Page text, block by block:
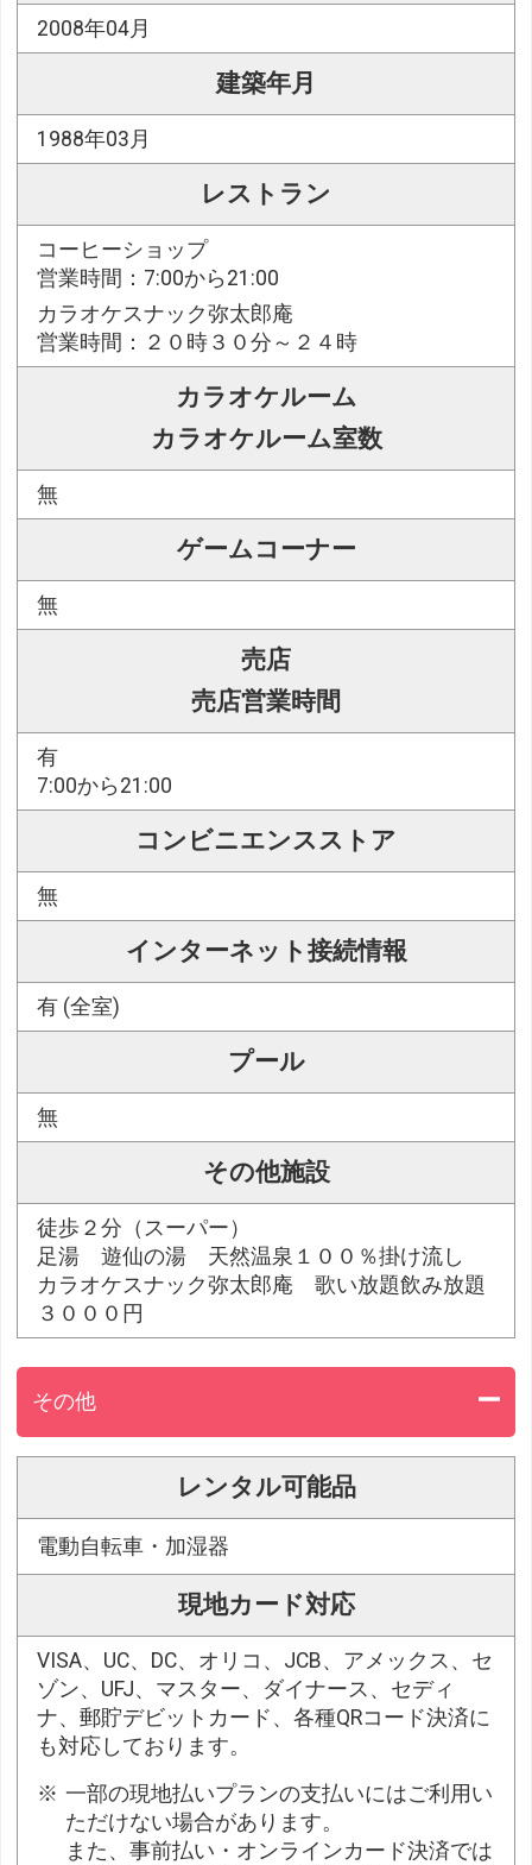
2008年04月
建築年月
1988年03月
レストラン
コーヒーショップ
営業時間：7:00から21:00
カラオケスナック弥太郎庵
営業時間：２０時３０分～２４時
カラオケルーム
カラオケルーム室数
無
ゲームコーナー
無
売店
売店営業時間
有
7:00から21:00
コンビニエンスストア
無
インターネット接続情報
有 (全室)
プール
無
その他施設
徒歩２分（スーパー）
足湯 遊仙の湯 天然温泉１００％掛け流し
カラオケスナック弥太郎庵 歌い放題飲み放題
３０００円
その他
レンタル可能品
電動自転車・加湿器
現地カード対応
VISA、UC、DC、オリコ、JCB、アメックス、セ
ゾン、UFJ、マスター、ダイナース、セディ
ナ、郵貯デビットカード、各種QRコード決済に
も対応しております。
一部の現地払いプランの支払いにはご利用い
ただけない場合があります。
また、事前払い・オンラインカード決済では